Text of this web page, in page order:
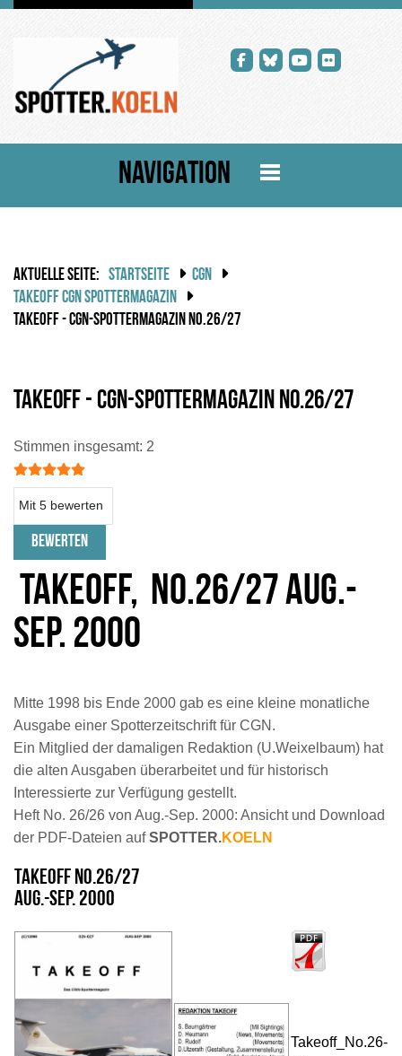
NAVIGATION
AKTUELLE SEITE: STARTSEITE
CGN
TAKEOFF CGN SPOTTERMAGAZIN
TAKEOFF - CGN-SPOTTERMAGAZIN NO.26/27
TAKEOFF - CGN-Spottermagazin No.26/27
Bewertung:5/5
Stimmen insgesamt: 2
Bitte bewerten
TAKEOFF, No.26/27 Aug.-
Sep. 2000
Mitte 1998 bis Ende 2000 gab es eine kleine monatliche
Ausgabe einer Spotterzeitschrift für CGN.
Ein Mitglied der damaligen Redaktion (U.Weixelbaum) hat
die alten Ausgaben überarbeitet und für historisch
Interessierte zur Verfügung gestellt.
Heft No. 26/26 von Aug.-Sep. 2000: Ansicht und Download
der PDF-Dateien aufSPOTTER.KOELN
TAKEOFF No.26/27
Aug.-Sep. 2000
Takeoff_No.26-